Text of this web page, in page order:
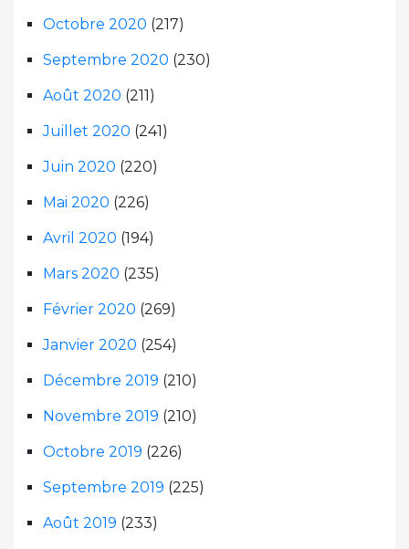
Octobre 2020 (217)
Septembre 2020 (230)
Août 2020 (211)
Juillet 2020 (241)
Juin 2020 (220)
Mai 2020 (226)
Avril 2020 (194)
Mars 2020 (235)
Février 2020 (269)
Janvier 2020 (254)
Décembre 2019 (210)
Novembre 2019 (210)
Octobre 2019 (226)
Septembre 2019 (225)
Août 2019 (233)